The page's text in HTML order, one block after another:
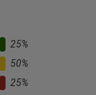
25%
50%
25%